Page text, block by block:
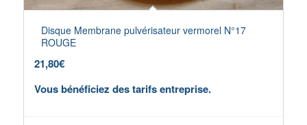
Disque Membrane pulvérisateur vermorel N°17
ROUGE
21,80€
Vous bénéficiez des tarifs entreprise.